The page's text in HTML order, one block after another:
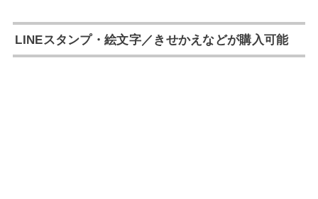
LINEスタンプ・絵文字／きせかえなどが購入可能